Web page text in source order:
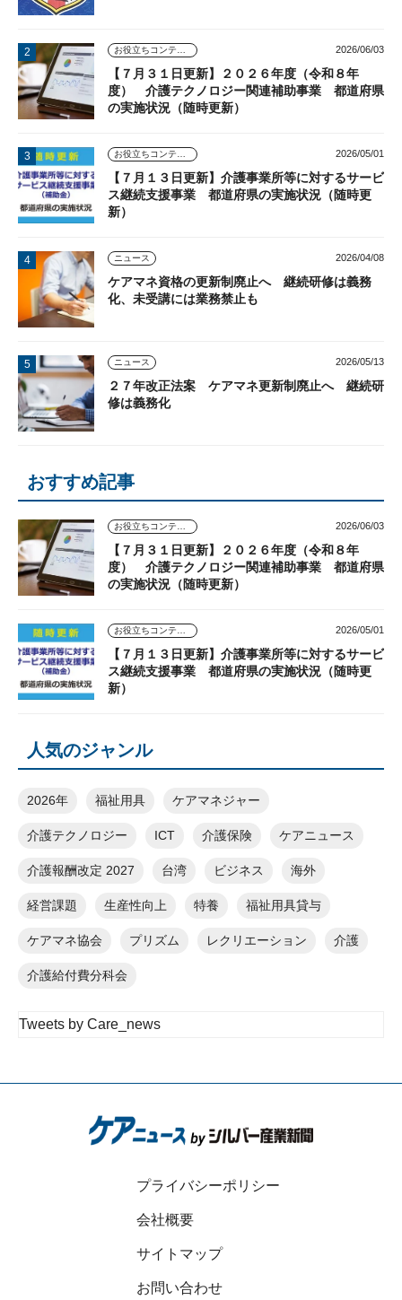
お役立ちコンテンツ 2026/06/03
【７月３１日更新】２０２６年度（令和８年
度） 介護テクノロジー関連補助事業 都道府県
の実施状況（随時更新）
お役立ちコンテンツ 2026/05/01
【７月１３日更新】介護事業所等に対するサービ
ス継続支援事業 都道府県の実施状況（随時更
新）
ニュース 2026/04/08
ケアマネ資格の更新制廃止へ 継続研修は義務
化、未受講には業務禁止も
ニュース 2026/05/13
２７年改正法案 ケアマネ更新制廃止へ 継続研
修は義務化
おすすめ記事
お役立ちコンテンツ 2026/06/03
【７月３１日更新】２０２６年度（令和８年
度） 介護テクノロジー関連補助事業 都道府県
の実施状況（随時更新）
お役立ちコンテンツ 2026/05/01
【７月１３日更新】介護事業所等に対するサービ
ス継続支援事業 都道府県の実施状況（随時更
新）
人気のジャンル
2026年 福祉用具 ケアマネジャー
介護テクノロジー ICT 介護保険 ケアニュース
介護報酬改定 2027 台湾 ビジネス 海外
経営課題 生産性向上 特養 福祉用具貸与
ケアマネ協会 プリズム レクリエーション 介護
介護給付費分科会
Tweets by Care_news
プライバシーポリシー
会社概要
サイトマップ
お問い合わせ